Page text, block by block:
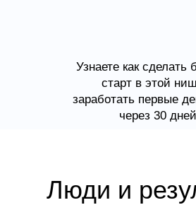
Узнаете как сделать
старт в этой
заработать первые
через 30 дней
Люди и